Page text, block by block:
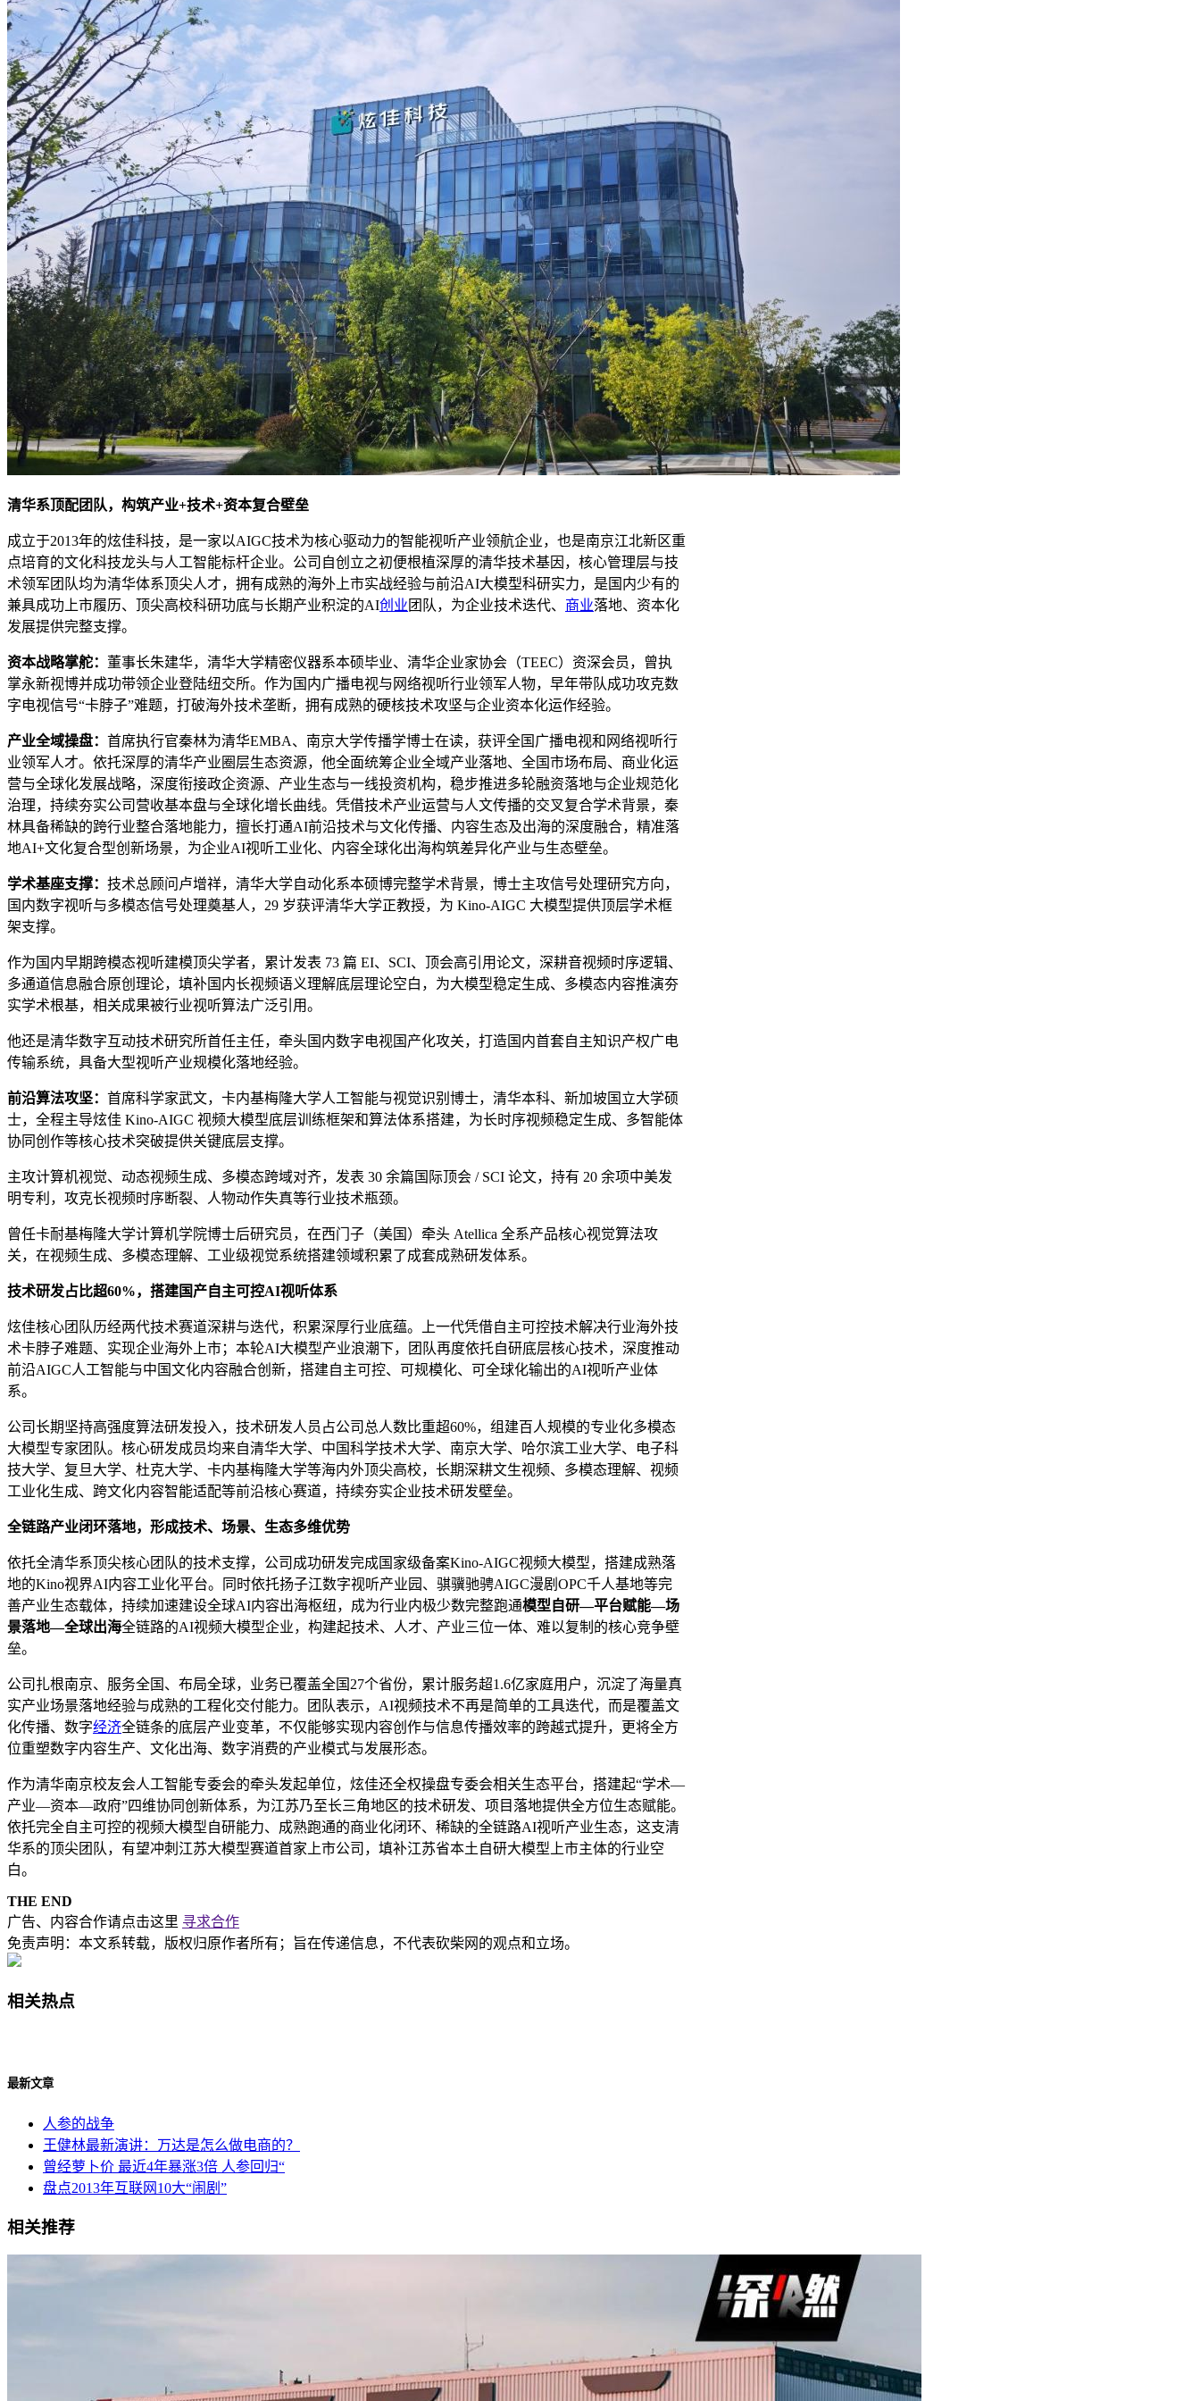
清华系顶配团队，构筑产业+技术+资本复合壁垒
成立于2013年的炫佳科技，是一家以AIGC技术为核心驱动力的智能视听产业领航企业，也是南京江北新区重
点培育的文化科技龙头与人工智能标杆企业。公司自创立之初便根植深厚的清华技术基因，核心管理层与技
术领军团队均为清华体系顶尖人才，拥有成熟的海外上市实战经验与前沿AI大模型科研实力，是国内少有的
兼具成功上市履历、顶尖高校科研功底与长期产业积淀的AI创业 团队，为企业技术迭代、 商业落地、资本化
发展提供完整支撑。
资本战略掌舵： 董事长朱建华，清华大学精密仪器系本硕毕业、清华企业家协会（TEEC）资深会员，曾执
掌永新视博并成功带领企业登陆纽交所。作为国内广播电视与网络视听行业领军人物，早年带队成功攻克数
字电视信号“卡脖子”难题，打破海外技术垄断，拥有成熟的硬核技术攻坚与企业资本化运作经验。
产业全域操盘： 首席执行官秦林为清华EMBA、南京大学传播学博士在读，获评全国广播电视和网络视听行
业领军人才。依托深厚的清华产业圈层生态资源，他全面统筹企业全域产业落地、全国市场布局、商业化运
营与全球化发展战略，深度衔接政企资源、产业生态与一线投资机构，稳步推进多轮融资落地与企业规范化
治理，持续夯实公司营收基本盘与全球化增长曲线。凭借技术产业运营与人文传播的交叉复合学术背景，秦
林具备稀缺的跨行业整合落地能力，擅长打通AI前沿技术与文化传播、内容生态及出海的深度融合，精准落
地AI+文化复合型创新场景，为企业AI视听工业化、内容全球化出海构筑差异化产业与生态壁垒。
学术基座支撑： 技术总顾问卢增祥，清华大学自动化系本硕博完整学术背景，博士主攻信号处理研究方向，
国内数字视听与多模态信号处理奠基人，29 岁获评清华大学正教授，为 Kino-AIGC 大模型提供顶层学术框
架支撑。
作为国内早期跨模态视听建模顶尖学者，累计发表 73 篇 EI、SCI、顶会高引用论文，深耕音视频时序逻辑、
多通道信息融合原创理论，填补国内长视频语义理解底层理论空白，为大模型稳定生成、多模态内容推演夯
实学术根基，相关成果被行业视听算法广泛引用。
他还是清华数字互动技术研究所首任主任，牵头国内数字电视国产化攻关，打造国内首套自主知识产权广电
传输系统，具备大型视听产业规模化落地经验。
前沿算法攻坚： 首席科学家武文，卡内基梅隆大学人工智能与视觉识别博士，清华本科、新加坡国立大学硕
士，全程主导炫佳 Kino-AIGC 视频大模型底层训练框架和算法体系搭建，为长时序视频稳定生成、多智能体
协同创作等核心技术突破提供关键底层支撑。
主攻计算机视觉、动态视频生成、多模态跨域对齐，发表 30 余篇国际顶会 / SCI 论文，持有 20 余项中美发
明专利，攻克长视频时序断裂、人物动作失真等行业技术瓶颈。
曾任卡耐基梅隆大学计算机学院博士后研究员，在西门子（美国）牵头 Atellica 全系产品核心视觉算法攻
关，在视频生成、多模态理解、工业级视觉系统搭建领域积累了成套成熟研发体系。
技术研发占比超60%，搭建国产自主可控AI视听体系
炫佳核心团队历经两代技术赛道深耕与迭代，积累深厚行业底蕴。上一代凭借自主可控技术解决行业海外技
术卡脖子难题、实现企业海外上市；本轮AI大模型产业浪潮下，团队再度依托自研底层核心技术，深度推动
前沿AIGC人工智能与中国文化内容融合创新，搭建自主可控、可规模化、可全球化输出的AI视听产业体
系。
公司长期坚持高强度算法研发投入，技术研发人员占公司总人数比重超60%，组建百人规模的专业化多模态
大模型专家团队。核心研发成员均来自清华大学、中国科学技术大学、南京大学、哈尔滨工业大学、电子科
技大学、复旦大学、杜克大学、卡内基梅隆大学等海内外顶尖高校，长期深耕文生视频、多模态理解、视频
工业化生成、跨文化内容智能适配等前沿核心赛道，持续夯实企业技术研发壁垒。
全链路产业闭环落地，形成技术、场景、生态多维优势
依托全清华系顶尖核心团队的技术支撑，公司成功研发完成国家级备案Kino-AIGC视频大模型，搭建成熟落
地的Kino视界AI内容工业化平台。同时依托扬子江数字视听产业园、骐骥驰骋AIGC漫剧OPC千人基地等完
善产业生态载体，持续加速建设全球AI内容出海枢纽，成为行业内极少数完整跑通模型自研—平台赋能—场
景落地—全球出海全链路的AI视频大模型企业，构建起技术、人才、产业三位一体、难以复制的核心竞争壁
垒。
公司扎根南京、服务全国、布局全球，业务已覆盖全国27个省份，累计服务超1.6亿家庭用户，沉淀了海量真
实产业场景落地经验与成熟的工程化交付能力。团队表示，AI视频技术不再是简单的工具迭代，而是覆盖文
化传播、数字经济全链条的底层产业变革，不仅能够实现内容创作与信息传播效率的跨越式提升，更将全方
位重塑数字内容生产、文化出海、数字消费的产业模式与发展形态。
作为清华南京校友会人工智能专委会的牵头发起单位，炫佳还全权操盘专委会相关生态平台，搭建起“学术—
产业—资本—政府”四维协同创新体系，为江苏乃至长三角地区的技术研发、项目落地提供全方位生态赋能。
依托完全自主可控的视频大模型自研能力、成熟跑通的商业化闭环、稀缺的全链路AI视听产业生态，这支清
华系的顶尖团队，有望冲刺江苏大模型赛道首家上市公司，填补江苏省本土自研大模型上市主体的行业空
白。
THE END
广告、内容合作请点击这里 寻求合作
免责声明：本文系转载，版权归原作者所有；旨在传递信息，不代表砍柴网的观点和立场。
相关热点
最新文章
人参的战争
王健林最新演讲：万达是怎么做电商的？
曾经萝卜价 最近4年暴涨3倍 人参回归“
盘点2013年互联网10大“闹剧”
相关推荐